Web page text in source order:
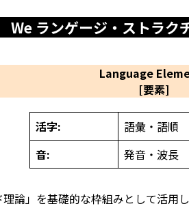
We ランゲージ・ストラク
Language
[要素]
活字:
語彙・語順
音:
発音・波長
論」を基礎的な枠組みとして活用